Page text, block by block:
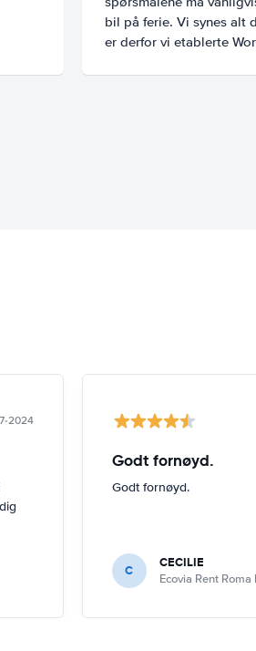
bil på ferie. Vi synes alt
er derfor vi etablerte
2024
Godt fornøyd.
Godt fornøyd.
C CECILIE
Ecovia Rent